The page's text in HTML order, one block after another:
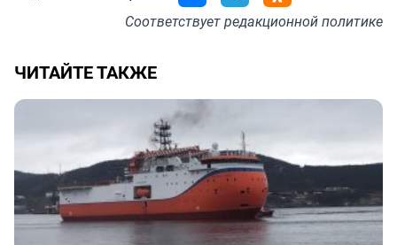
Соответствуетредакционной политике
ЧИТАЙТЕ ТАКЖЕ